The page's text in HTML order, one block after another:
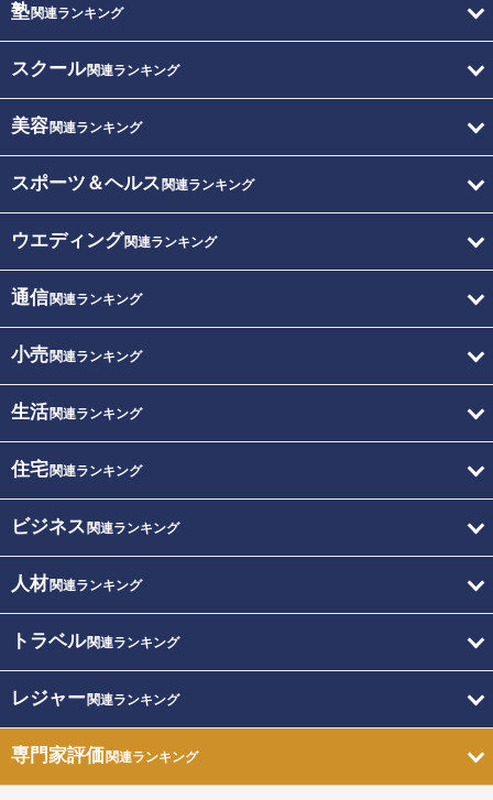
塾関連ランキング
スクール関連ランキング
美容関連ランキング
スポーツ＆ヘルス 関連ランキング
ウエディング関連ランキング
通信関連ランキング
小売関連ランキング
生活関連ランキング
住宅関連ランキング
ビジネス 関連ランキング
人材関連ランキング
トラベル関連ランキング
レジャー関連ランキング
専門家評価関連ランキング